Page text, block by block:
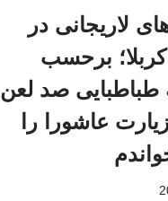
لاریجانی در
برحسب
طباطبایی صد لعن
عاشورا را